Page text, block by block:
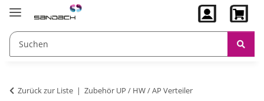
Zurück zur Liste Zubehör UP / HW / AP Verteiler